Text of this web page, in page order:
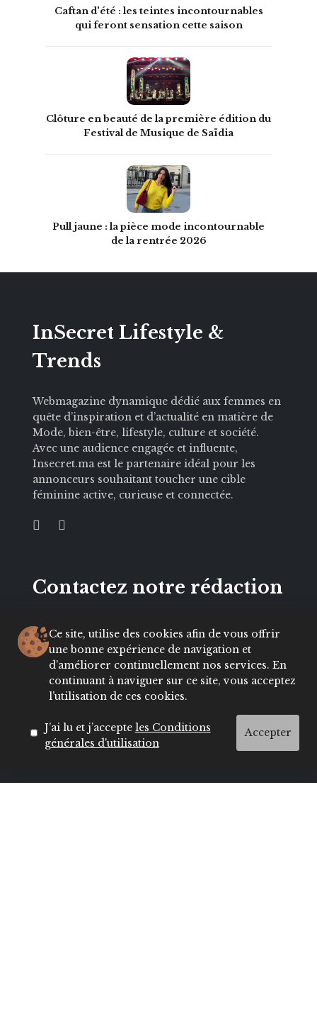
Caftan d'été : les teintes incontournables
qui feront sensation cette saison
Clôture en beauté de la première édition du
Festival de Musique de Saïdia
Pull jaune : la pièce mode incontournable
de la rentrée 2026
Ce site, utilise des cookies afin de vous offrir
une bonne expérience de navigation et
d’améliorer continuellement nos services. En
continuant à naviguer sur ce site, vous acceptez
l’utilisation de ces cookies.
J’ai lu et j’accepte les Conditions
générales d'utilisation
Accepter
InSecret Lifestyle &
Trends
Webmagazine dynamique dédié aux femmes en
quête d’inspiration et d’actualité en matière de
Mode, bien-être, lifestyle, culture et société.
Avec une audience engagée et influente,
Insecret.ma est le partenaire idéal pour les
annonceurs souhaitant toucher une cible
féminine active, curieuse et connectée.
Contactez notre rédaction
E-mail :
hello@insecret.ma / redaction@lecenacle.ma
Demande de collaboration :
sales@nelio.ma
TEL :
+212 5 22 20 44
/ 41
ADRESSE :